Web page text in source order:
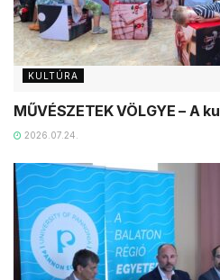
KULTÚRA
MŰVÉSZETEK VÖLGYE – A
2026.07.24.